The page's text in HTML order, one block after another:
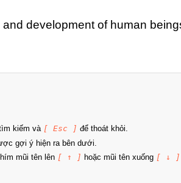
development of human
kiếm và [ Esc ] để thoát khỏi.
gợi ý hiện ra bên dưới.
mũi tên lên [ ↑ ] hoặc mũi tên xuống [ ↓ ]